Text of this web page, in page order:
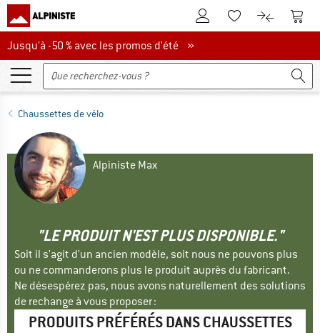
Vers le compte client
Vers la liste
Vers le
Jusqu'à -50 % avec les promos d'été
Jusqu'à -50 % avec les promos d'été »
Chaussettes de vélo
Alpiniste Max
"LE PRODUIT N'EST PLUS DISPONIBLE."
Soit il s'agit d'un ancien modèle, soit nous ne pouvons plus
ou ne commanderons plus le produit auprès du fabricant.
Ne désespérez pas, nous avons naturellement des solutions
de rechange à vous proposer :
PRODUITS PRÉFÉRÉS DANS CHAUSSETTES